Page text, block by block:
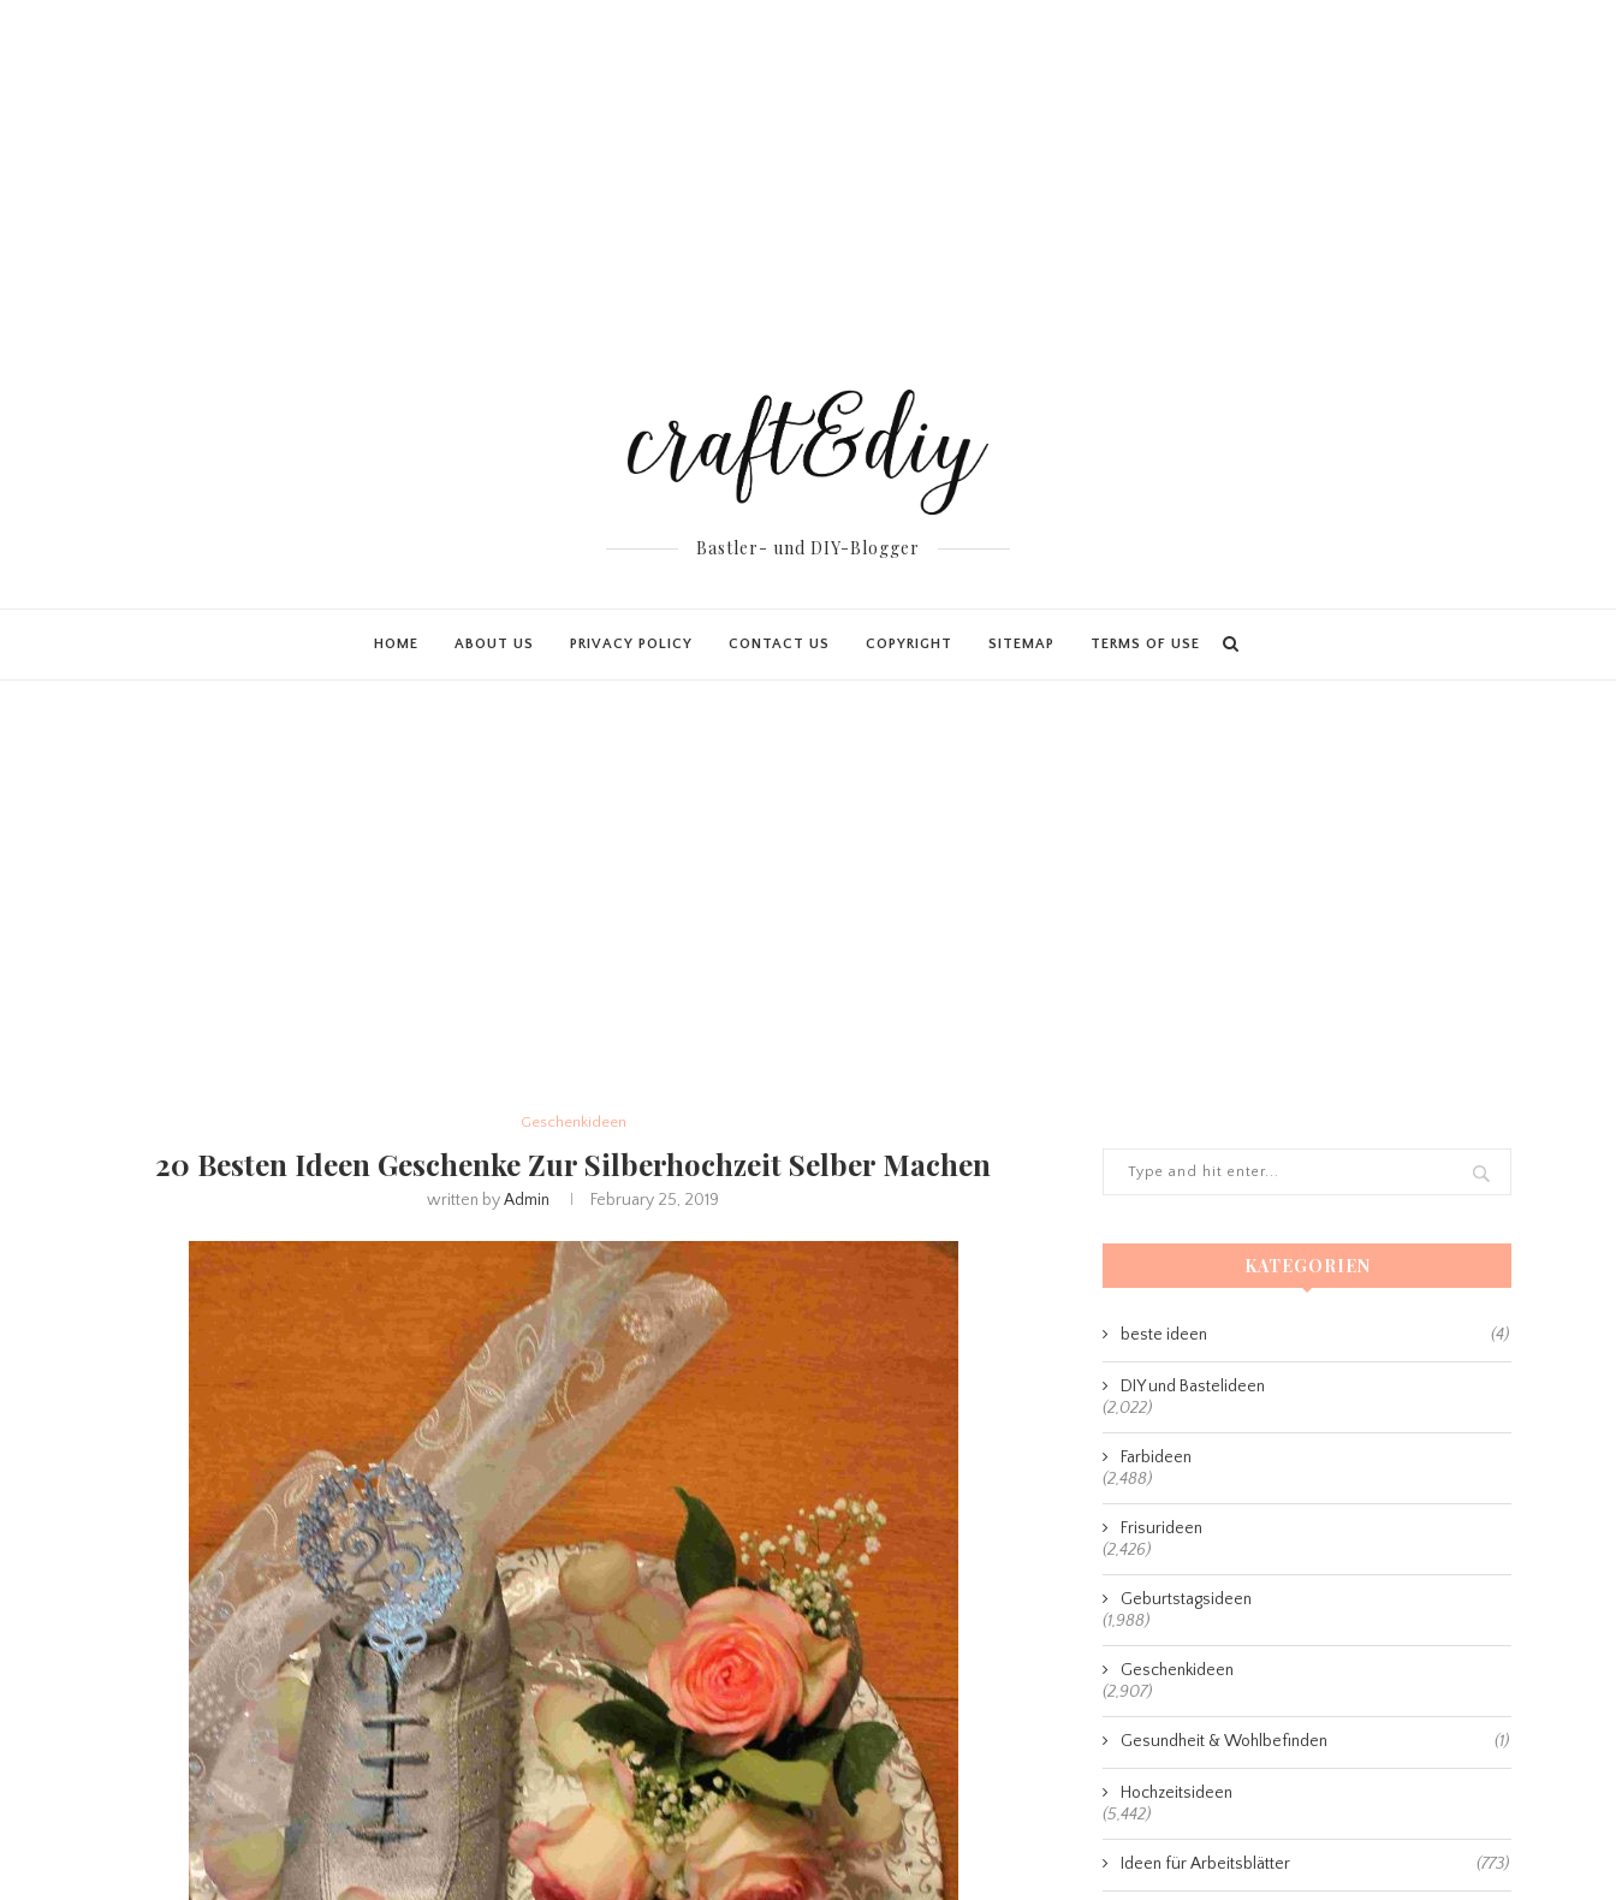
Bastler- und DIY-Blogger
HOME ABOUT US PRIVACY POLICY CONTACT US COPYRIGHT SITEMAP TERMS OF USE
Geschenkideen
20 Besten Ideen Geschenke Zur Silberhochzeit Selber Machen
written byAdmin February 25, 2019
KATEGORIEN
beste ideen (4)
DIY und Bastelideen
(2,022)
Farbideen
(2,488)
Frisurideen
(2,426)
Geburtstagsideen
(1,988)
Geschenkideen
(2,907)
Gesundheit & Wohlbefinden (1)
Hochzeitsideen
(5,442)
Ideen für Arbeitsblätter (773)